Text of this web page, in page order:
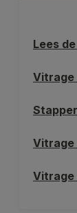
Lees
Vitrage
Vitrage
Vitrage